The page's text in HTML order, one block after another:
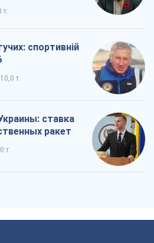
т.
спортивній
10,0 т.
ставка
ракет
т.